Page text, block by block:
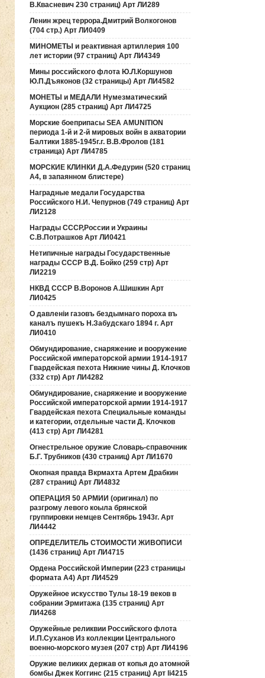
В.Квасневич 230 страниц) Арт ЛИ289
Ленин жрец террора.Дмитрий Волкогонов
(704 стр.) Арт ЛИ0409
МИНОМЕТЫ и реактивная артиллерия 100
лет истории (97 страниц) Арт ЛИ4349
Мины российского флота Ю.Л.Коршунов
Ю.П.Дъяконов (32 страницы) Арт ЛИ4582
МОНЕТЫ и МЕДАЛИ Нумезматический
Аукцион (285 страниц) Арт ЛИ4725
Морские боеприпасы SEA AMUNITION
периода 1-й и 2-й мировых войн в акватории
Балтики 1885-1945г.г. В.В.Фролов (181
страница) Арт ЛИ4785
МОРСКИЕ КЛИНКИ Д.А.Федурин (520 страниц
А4, в запаянном блистере)
Наградные медали Государства
Российского Н.И. Чепурнов (749 страниц) Арт
ЛИ2128
Награды СССР,России и Украины
С.В.Потрашков Арт ЛИ0421
Нетипичные награды Государственные
награды СССР В.Д. Бойко (259 стр) Арт
ЛИ2219
НКВД СССР В.Воронов А.Шишкин Арт
ЛИ0425
О давленiи газовъ бездымнаго пороха въ
каналъ пушекъ Н.Забудскаго 1894 г. Арт
ЛИ0410
Обмундирование, снаряжение и вооружение
Российской императорской армии 1914-1917
Гвардейская пехота Нижние чины Д. Клочков
(332 стр) Арт ЛИ4282
Обмундирование, снаряжение и вооружение
Российской императорской армии 1914-1917
Гвардейская пехота Специальные команды
и категории, отдельные части Д. Клочков
(413 стр) Арт ЛИ4281
Огнестрельное оружие Словарь-справочник
Б.Г. Трубников (430 страниц) Арт ЛИ1670
Окопная правда Вкрмахта Артем Драбкин
(287 страниц) Арт ЛИ4832
ОПЕРАЦИЯ 50 АРМИИ (оригинал) по
разгрому левого коыла брянской
группировки немцев Сентябрь 1943г. Арт
ЛИ4442
ОПРЕДЕЛИТЕЛЬ СТОИМОСТИ ЖИВОПИСИ
(1436 страниц) Арт ЛИ4715
Ордена Российской Империи (223 страницы
формата А4) Арт ЛИ4529
Оружейное искусство Тулы 18-19 веков в
собрании Эрмитажа (135 страниц) Арт
ЛИ4268
Оружейные реликвии Российского флота
И.П.Суханов Из коллекции Центрального
военно-морского музея (207 стр) Арт ЛИ4196
Оружие великих держав от копья до атомной
бомбы Джек Коггинс (215 страниц) Арт li4215